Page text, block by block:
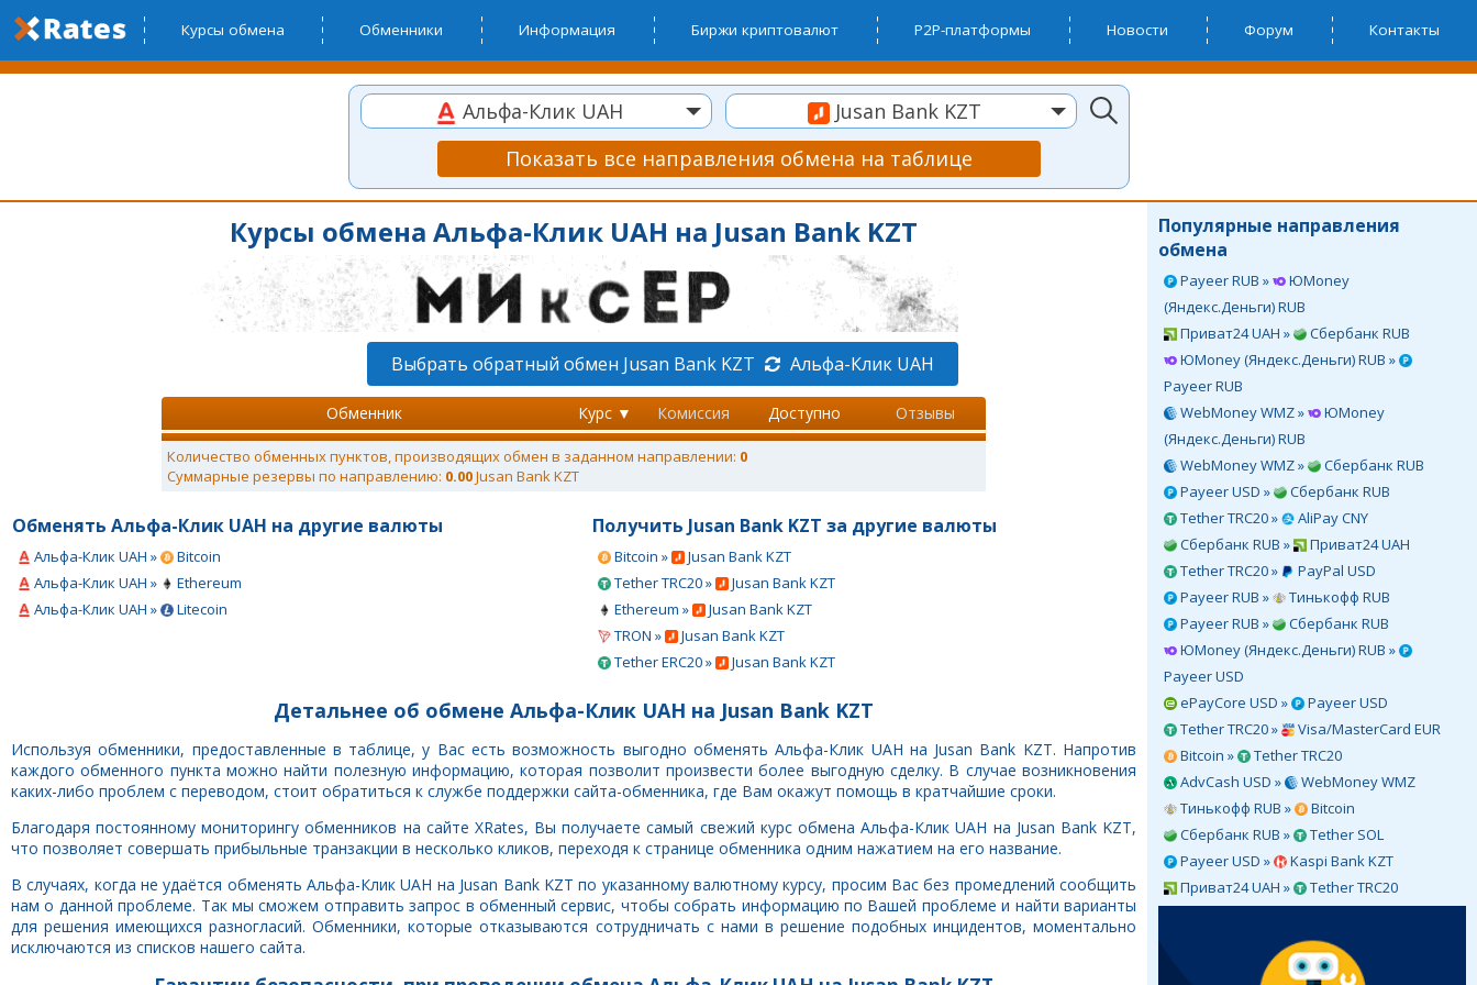
Курсы обмена Обменники Информация Биржи криптовалют P2P-платформы Новости Форум Контакты
Альфа-Клик UAH
Jusan Bank KZT
Показать все направления обмена на таблице
Популярные направления
обмена
Payeer RUB »
ЮMoney
(Яндекс.Деньги) RUB
Приват24 UAH »
Сбербанк RUB
ЮMoney (Яндекс.Деньги) RUB »
Payeer RUB
WebMoney WMZ »
ЮMoney
(Яндекс.Деньги) RUB
WebMoney WMZ »
Сбербанк RUB
Payeer USD »
Сбербанк RUB
Tether TRC20 »
AliPay CNY
Сбербанк RUB »
Приват24 UAH
Tether TRC20 »
PayPal USD
Payeer RUB »
Тинькофф RUB
Payeer RUB »
Сбербанк RUB
ЮMoney (Яндекс.Деньги) RUB »
Payeer USD
ePayCore USD »
Payeer USD
Tether TRC20 »
Visa/MasterCard EUR
Bitcoin »
Tether TRC20
AdvCash USD »
WebMoney WMZ
Тинькофф RUB »
Bitcoin
Сбербанк RUB »
Tether SOL
Payeer USD »
Kaspi Bank KZT
Приват24 UAH »
Tether TRC20
Курсы обмена Альфа-Клик UAH на Jusan Bank KZT
Выбрать обратный обмен Jusan Bank KZT Альфа-Клик UAH
Обменник Курс ▼ Комиссия Доступно Отзывы
Количество обменных пунктов, производящих обмен в заданном направлении: 0
Суммарные резервы по направлению: 0.00Jusan Bank KZT
Обменять Альфа-Клик UAH на другие валюты
Альфа-Клик UAH »
Bitcoin
Альфа-Клик UAH »
Ethereum
Альфа-Клик UAH »
Litecoin
Получить Jusan Bank KZT за другие валюты
Bitcoin »
Jusan Bank KZT
Tether TRC20 »
Jusan Bank KZT
Ethereum »
Jusan Bank KZT
TRON »
Jusan Bank KZT
Tether ERC20 »
Jusan Bank KZT
Детальнее об обмене Альфа-Клик UAH на Jusan Bank KZT
Используя обменники, предоставленные в таблице, у Вас есть возможность выгодно обменять Альфа-Клик UAH на Jusan Bank KZT. Напротив
каждого обменного пункта можно найти полезную информацию, которая позволит произвести более выгодную сделку. В случае возникновения
каких-либо проблем с переводом, стоит обратиться к службе поддержки сайта-обменника, где Вам окажут помощь в кратчайшие сроки.
Благодаря постоянному мониторингу обменников на сайте XRates, Вы получаете самый свежий курс обмена Альфа-Клик UAH на Jusan Bank KZT,
что позволяет совершать прибыльные транзакции в несколько кликов, переходя к странице обменника одним нажатием на его название.
В случаях, когда не удаётся обменять Альфа-Клик UAH на Jusan Bank KZT по указанному валютному курсу, просим Вас без промедлений сообщить
нам о данной проблеме. Так мы сможем отправить запрос в обменный сервис, чтобы собрать информацию по Вашей проблеме и найти варианты
для решения имеющихся разногласий. Обменники, которые отказываются сотрудничать с нами в решение подобных инцидентов, моментально
исключаются из списков нашего сайта.